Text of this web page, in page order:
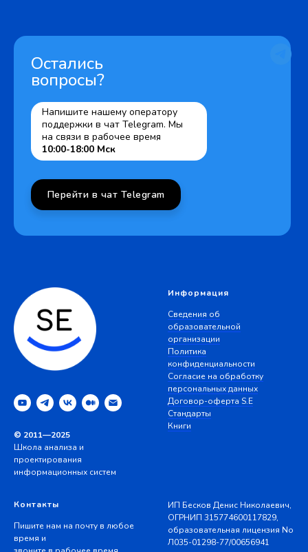
Остались
вопросы?
Напишите нашему оператору
поддержки в чат Telegram. Мы
на связи в рабочее время
10:00-18:00 Мск
Перейти в чат Telegram
© 2011—2025
Школа анализа и
проектирования
информационных систем
Информация
Сведения об
образовательной
организации
Политика
конфиденциальности
Согласие на обработку
персональных данных
Договор-оферта S.E
Стандарты
Книги
Контакты
Пишите нам на почту в любое
время и
ИП Бесков Денис Николаевич,
ОГРНИП 315774600117829,
образовательная лицензия No
Л035-01298-77/00656941